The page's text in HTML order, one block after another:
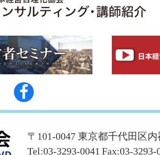
〒101-0047 東京都千代田区
Tel:03-3293-0041 Fax:03-3293-